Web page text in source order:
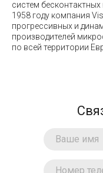
систем
1958 году компания
прогрессивных и
производителей
по всей территории